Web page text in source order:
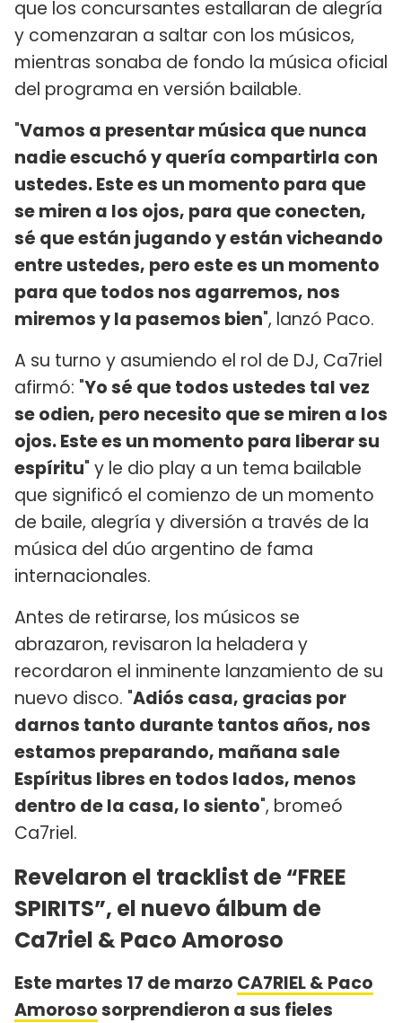
que los concursantes estallaran de alegría
y comenzaran a saltar con los músicos,
mientras sonaba de fondo la música oficial
del programa en versión bailable.
"Vamos a presentar música que nunca
nadie escuchó y quería compartirla con
ustedes. Este es un momento para que
se miren a los ojos, para que conecten,
sé que están jugando y están vicheando
entre ustedes, pero este es un momento
para que todos nos agarremos, nos
miremos y la pasemos bien", lanzó Paco.
A su turno y asumiendo el rol de DJ, Ca7riel
afirmó: "Yo sé que todos ustedes tal vez
se odien, pero necesito que se miren a los
ojos. Este es un momento para liberar su
espíritu" y le dio play a un tema bailable
que significó el comienzo de un momento
de baile, alegría y diversión a través de la
música del dúo argentino de fama
internacionales.
Antes de retirarse, los músicos se
abrazaron, revisaron la heladera y
recordaron el inminente lanzamiento de su
nuevo disco. "Adiós casa, gracias por
darnos tanto durante tantos años, nos
estamos preparando, mañana sale
Espíritus libres en todos lados, menos
dentro de la casa, lo siento", bromeó
Ca7riel.
Revelaron el tracklist de “FREE
SPIRITS”, el nuevo álbum de
Ca7riel & Paco Amoroso
Este martes 17 de marzo CA7RIEL & Paco
Amorososorprendieron a sus fieles